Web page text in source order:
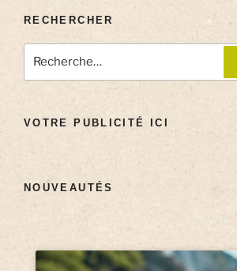
RECHERCHER
VOTRE PUBLICITÉ ICI
NOUVEAUTÉS